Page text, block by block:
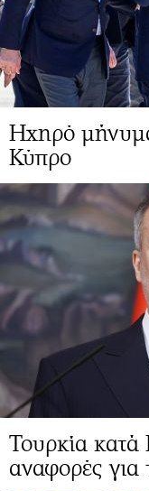
Ηχηρό
Κύπρο
Τουρκία κατά
αναφορές για